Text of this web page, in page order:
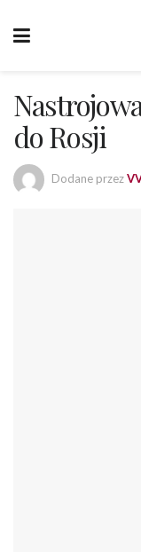
do Rosji
Dodane przez